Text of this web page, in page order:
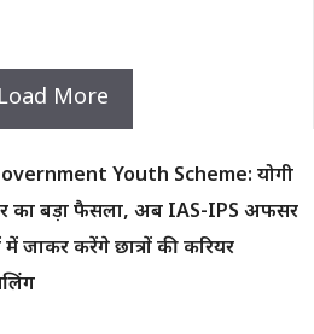
More
Youth Scheme: योगी
का बड़ा फैसला, अब IAS-IPS अफसर
जाकर करेंगे छात्रों की करियर